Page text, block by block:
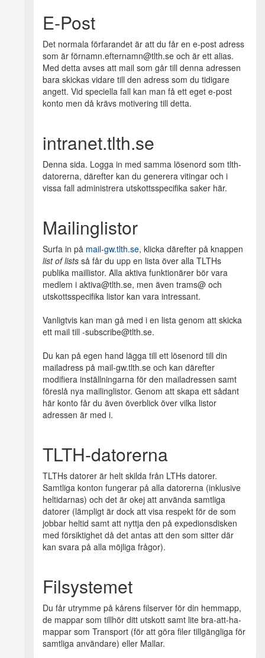
E-Post
Det normala förfarandet är att du får en e-post adress
som är förnamn.efternamn@tlth.se och är ett alias.
Med detta avses att mail som går till denna adressen
bara skickas vidare till den adress som du tidigare
angett. Vid speciella fall kan man få ett eget e-post
konto men då krävs motivering till detta.
intranet.tlth.se
Denna sida. Logga in med samma lösenord som tlth-
datorerna, därefter kan du generera vitingar och i
vissa fall administrera utskottsspecifika saker här.
Mailinglistor
Surfa in på mail-gw.tlth.se, klicka därefter på knappen
list of lists så får du upp en lista över alla TLTHs
publika maillistor. Alla aktiva funktionärer bör vara
medlem i aktiva@tlth.se, men även trams@ och
utskottsspecifika listor kan vara intressant.
Vanligtvis kan man gå med i en lista genom att skicka
ett mail till -subscribe@tlth.se.
Du kan på egen hand lägga till ett lösenord till din
mailadress på mail-gw.tlth.se och kan därefter
modifiera inställningarna för den mailadressen samt
föreslå nya mailinglistor. Genom att skapa ett sådant
här konto får du även överblick över vilka listor
adressen är med i.
TLTH-datorerna
TLTHs datorer är helt skilda från LTHs datorer.
Samtliga konton fungerar på alla datorerna (inklusive
heltidarnas) och det är okej att använda samtliga
datorer (lämpligt är dock att visa respekt för de som
jobbar heltid samt att nyttja den på expedionsdisken
med försiktighet då det antas att den som sitter där
kan svara på alla möjliga frågor).
Filsystemet
Du får utrymme på kårens filserver för din hemmapp,
de mappar som tillhör ditt utskott samt lite bra-att-ha-
mappar som Transport (för att göra filer tillgängliga för
samtliga användare) eller Mallar.